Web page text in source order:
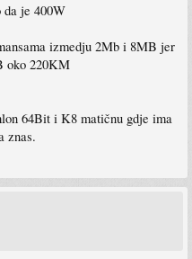
da je 400W
izmedju 2Mb i 8MB jer
oko 220KM
64Bit i K8 matičnu gdje ima
znas.